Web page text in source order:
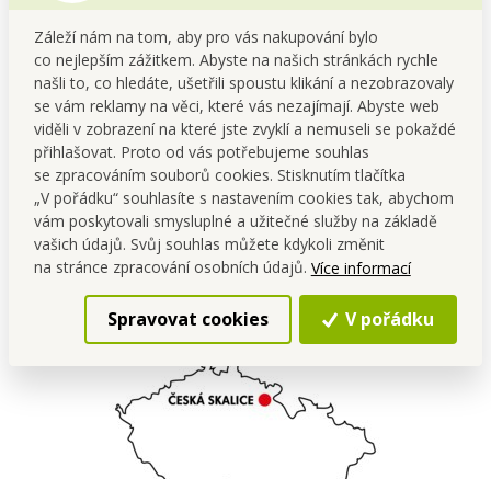
Záleží nám na tom, aby pro vás nakupování bylo
co nejlepším zážitkem. Abyste na našich stránkách rychle
našli to, co hledáte, ušetřili spoustu klikání a nezobrazovaly
se vám reklamy na věci, které vás nezajímají. Abyste web
viděli v zobrazení na které jste zvyklí a nemuseli se pokaždé
přihlašovat. Proto od vás potřebujeme souhlas
se zpracováním souborů cookies. Stisknutím tlačítka
„V pořádku“ souhlasíte s nastavením cookies tak, abychom
vám poskytovali smysluplné a užitečné služby na základě
vašich údajů. Svůj souhlas můžete kdykoli změnit
na stránce zpracování osobních údajů. Více informací
Spravovat cookies V pořádku
100% recyklované
obaly
Obaly jsou vyrobeny z
recyklovatelných materiálů.
Prosíme, abyste po
spotřebování každého
prostředku obal opět
odevzdali
ALOE VERA
BARBADENSIS